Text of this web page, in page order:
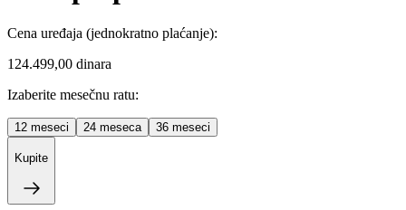
Cena uređaja (jednokratno plaćanje):
124.499,00 dinara
Izaberite mesečnu ratu:
12 meseci 24 meseca 36 meseci
Kupite